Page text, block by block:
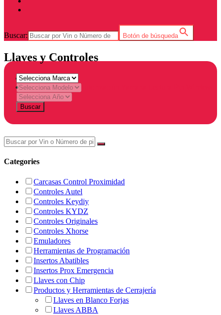
Buscar: Botón de búsqueda
Llaves y Controles
Home
Products tagged “Autorización Yamaha Lectura Pin Wireless
(5 veces al día)”
Buscar
Categories
Carcasas Control Proximidad
Controles Autel
Controles Keydiy
Controles KYDZ
Controles Originales
Controles Xhorse
Emuladores
Herramientas de Programación
Insertos Abatibles
Insertos Prox Emergencia
Llaves con Chip
Productos y Herramientas de Cerrajería
Llaves en Blanco Forjas
Llaves ABBA